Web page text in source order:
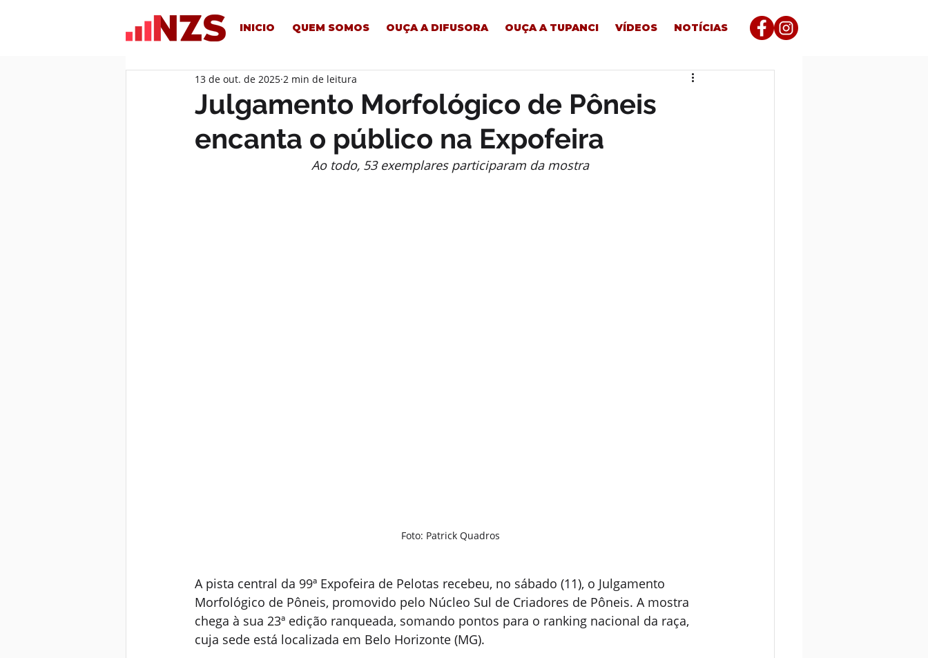
INICIO QUEM SOMOS OUÇA A DIFUSORA OUÇA A TUPANCI VÍDEOS NOTÍCIAS
Julgamento Morfológico de Pôneis
encanta o público na Expofeira
13 de out. de 2025 2 min de leitura
Ao todo, 53 exemplares participaram da mostra
Foto: Patrick Quadros
A pista central da 99ª Expofeira de Pelotas recebeu, no sábado (11), o Julgamento
Morfológico de Pôneis, promovido pelo Núcleo Sul de Criadores de Pôneis. A mostra
chega à sua 23ª edição ranqueada, somando pontos para o ranking nacional da raça,
cuja sede está localizada em Belo Horizonte (MG).